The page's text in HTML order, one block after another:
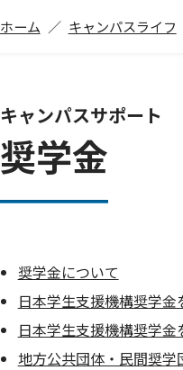
ホーム キャンパスライフ
キャンパスサポート
奨学金
奨学金について
日本学生支援機構奨学
日本学生支援機構奨学
地⽅公共団体・⺠間奨学